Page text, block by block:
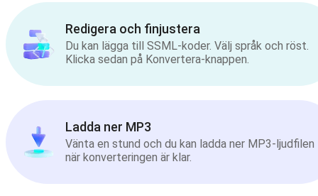
Redigera och finjustera
Du kan lägga till SSML-koder. Välj språk och röst.
Klicka sedan på Konvertera-knappen.
Ladda ner MP3
Vänta en stund och du kan ladda ner MP3-ljudfilen
när konverteringen är klar.